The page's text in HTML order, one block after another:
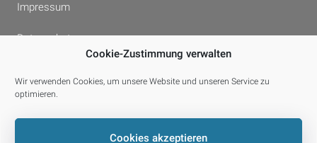
Cookie-Zustimmung verwalten
Wir verwenden Cookies, um unsere Website und unseren Service zu
optimieren.
Cookies akzeptieren
Impressum
Datenschutz